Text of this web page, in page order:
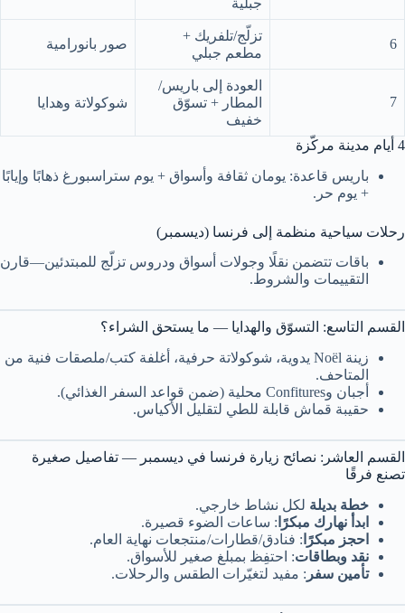
6
تزلّج/تلفريك +
مطعم جبلي
صور بانورامية
7
العودة إلى باريس/
المطار + تسوّق
خفيف
شوكولاتة وهدايا
4 أيام مدينة مركّزة
باريس قاعدة: يومان ثقافة وأسواق + يوم ستراسبورغ ذهابًا وإيابًا
+ يوم حر.
رحلات سياحية منظمة إلى فرنسا (ديسمبر)
باقات تتضمن نقلًا وجولات أسواق ودروس تزلّج للمبتدئين—قارن
التقييمات والشروط.
القسم التاسع: التسوّق والهدايا — ما يستحق الشراء؟
زينة Noël يدوية، شوكولاتة حرفية، أغلفة كتب/ملصقات فنية من
المتاحف.
أجبان وConfitures محلية (ضمن قواعد السفر الغذائي).
حقيبة قماش قابلة للطي لتقليل الأكياس.
القسم العاشر: نصائح زيارة فرنسا في ديسمبر — تفاصيل صغيرة
تصنع فرقًا
خطة بديلة لكل نشاط خارجي.
ابدأ نهارك مبكرًا : ساعات الضوء قصيرة.
احجز مبكرًا : فنادق/قطارات/منتجعات نهاية العام.
نقد وبطاقات: احتفِظ بمبلغ صغير للأسواق.
تأمين سفر : مفيد لتغيّرات الطقس والرحلات.